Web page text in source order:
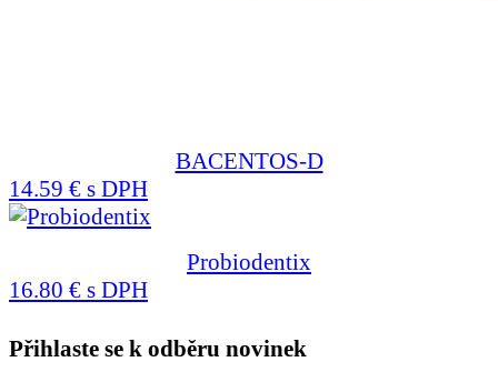
BACENTOS-D
14.59 € s DPH
Probiodentix
16.80 € s DPH
Přihlaste se k odběru novinek